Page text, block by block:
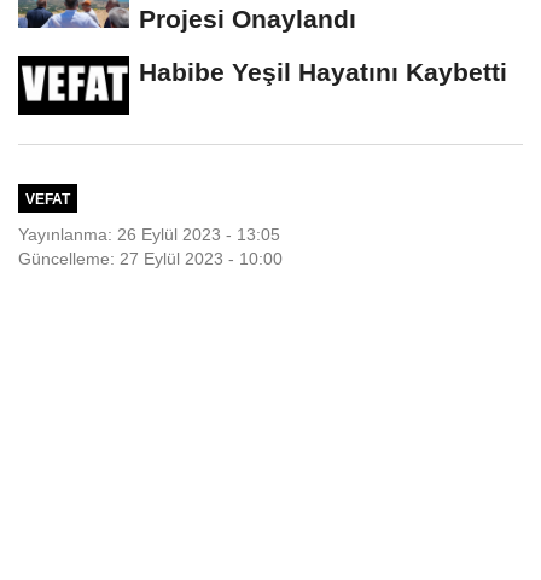
Projesi Onaylandı
Habibe Yeşil Hayatını Kaybetti
VEFAT
Yayınlanma: 26 Eylül 2023 - 13:05
Güncelleme: 27 Eylül 2023 - 10:00